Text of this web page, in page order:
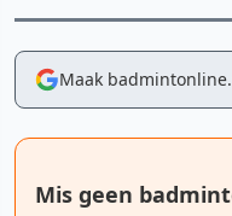
Maak
Mis geen